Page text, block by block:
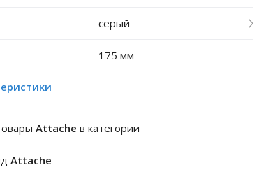
серый
175 мм
Attache в категории
Attache